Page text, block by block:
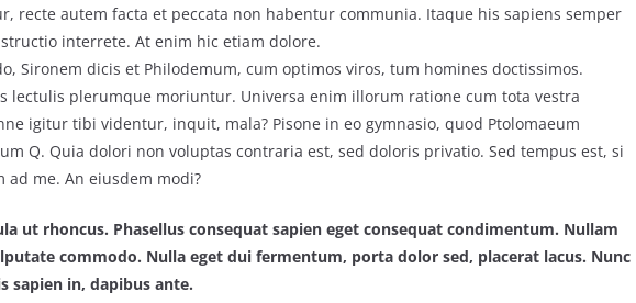
recte autem facta et peccata non habentur communia. Itaque his sapiens semper
interrete. At enim hic etiam dolore.
Sironem dicis et Philodemum, cum optimos viros, tum homines doctissimos.
lectulis plerumque moriuntur. Universa enim illorum ratione cum tota vestra
igitur tibi videntur, inquit, mala? Pisone in eo gymnasio, quod Ptolomaeum
Q. Quia dolori non voluptas contraria est, sed doloris privatio. Sed tempus est, si
me. An eiusdem modi?
ut rhoncus. Phasellus consequat sapien eget consequat condimentum. Nullam
commodo. Nulla eget dui fermentum, porta dolor sed, placerat lacus. Nunc
sapien in, dapibus ante.